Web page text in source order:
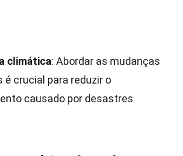
climática: Abordar as mudanças
é crucial para reduzir o
causado por desastres